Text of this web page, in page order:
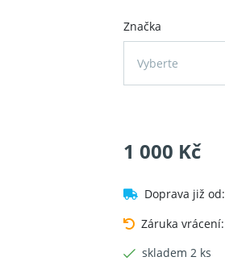
Značka
Vyberte
1 000 Kč
Doprava již od:
Záruka vrácení:
skladem 2 ks